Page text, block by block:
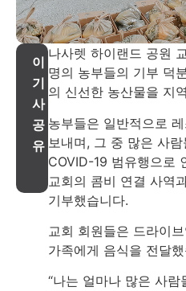
이
기
사
공
유
나사렛 하이랜드 공원
명의 농부들의 기부 덕
의 신선한 농산물을 지
농부들은 일반적으로
보내며, 그 중 많은 사
COVID-19 범유행으로
교회의 콤비 연결 사역
기부했습니다.
교회 회원들은 드라이
가족에게 음식을 전달
“나는 얼마나 많은 사